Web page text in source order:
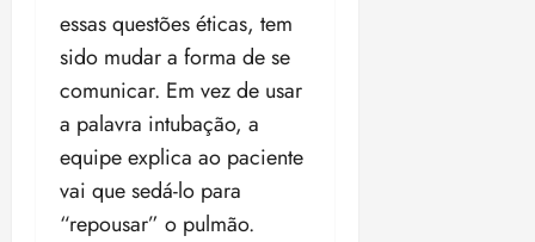
essas questões éticas, tem
sido mudar a forma de se
comunicar. Em vez de usar
a palavra intubação, a
equipe explica ao paciente
vai que sedá-lo para
“repousar” o pulmão.